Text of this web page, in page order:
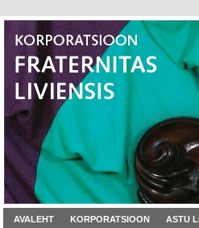
AVALEHT KORPORATSIOON ASTU